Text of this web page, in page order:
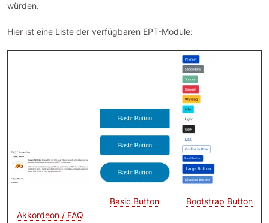
würden.
Hier ist eine Liste der verfügbaren EPT-Module:
Bild
Akkordeon / FAQ
Bild
Basic Button
Bild
Bootstrap Button